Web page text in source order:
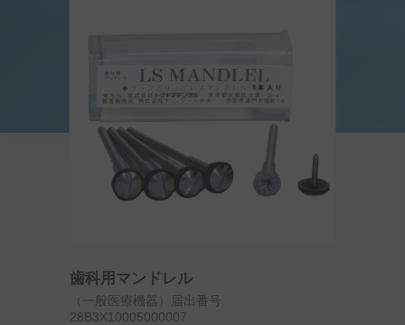
歯科用マンドレル
（一般医療機器）届出番号
28B3X10005000007